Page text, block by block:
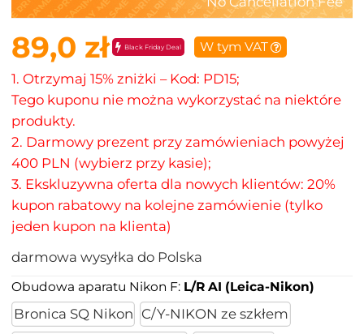
89,0 zł Black Friday Deal W tym VAT
1. Otrzymaj 15% zniżki – Kod: PD15;
Tego kuponu nie można wykorzystać na niektóre
produkty.
2. Darmowy prezent przy zamówieniach powyżej
400 PLN (wybierz przy kasie);
3. Ekskluzywna oferta dla nowych klientów: 20%
kupon rabatowy na kolejne zamówienie (tylko
jeden kupon na klienta)
darmowa wysyłka do Polska
Obudowa aparatu Nikon F: L/R AI (Leica-Nikon)
Bronica SQ Nikon C/Y-NIKON ze szkłem